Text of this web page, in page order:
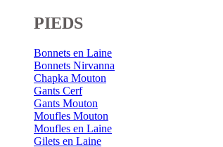
PIEDS
Bonnets en Laine
Bonnets Nirvanna
Chapka Mouton
Gants Cerf
Gants Mouton
Moufles Mouton
Moufles en Laine
Gilets en Laine